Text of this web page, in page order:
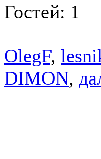
Гостей: 1
OlegF,
DIMON,